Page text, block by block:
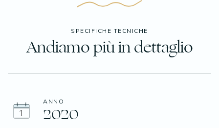
SPECIFICHE TECNICHE
Andiamo più in dettaglio
ANNO
2020